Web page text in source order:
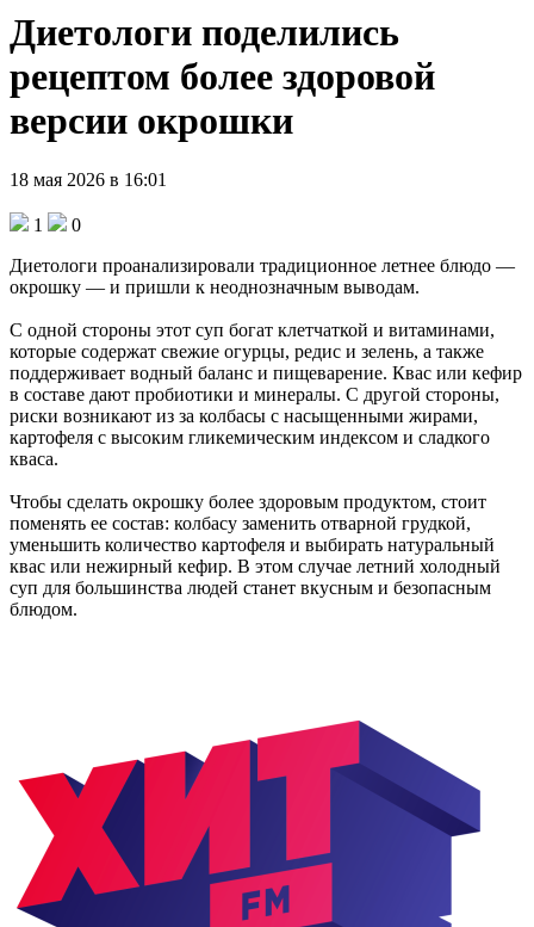
Диетологи поделились
рецептом более здоровой
версии окрошки
18 мая 2026 в 16:01
1
0
Диетологи проанализировали традиционное летнее блюдо —
окрошку — и пришли к неоднозначным выводам.
С одной стороны этот суп богат клетчаткой и витаминами,
которые содержат свежие огурцы, редис и зелень, а также
поддерживает водный баланс и пищеварение. Квас или кефир
в составе дают пробиотики и минералы. С другой стороны,
риски возникают из за колбасы с насыщенными жирами,
картофеля с высоким гликемическим индексом и сладкого
кваса.
Чтобы сделать окрошку более здоровым продуктом, стоит
поменять ее состав: колбасу заменить отварной грудкой,
уменьшить количество картофеля и выбирать натуральный
квас или нежирный кефир. В этом случае летний холодный
суп для большинства людей станет вкусным и безопасным
блюдом.